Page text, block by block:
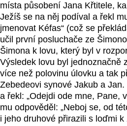
místa působení Jana Křtitele,
Ježíš se na něj podíval a řekl
jmenovat Kéfas“ (což se
učil první posluchače ze
Šimona k lovu, který byl v
Výsledek lovu byl jednoznačně
více než polovinu úlovku a tak
Zebedeovi synové Jakub a
a řekl: „Odejdi ode mne, Pane,
mu odpověděl: „Neboj se, od
i jeho druhové přirazili s loďmi